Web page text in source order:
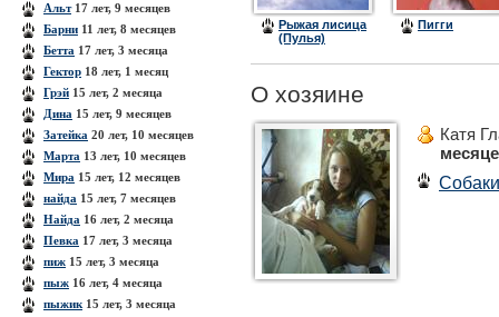
Альт17 лет, 9 месяцев
Барни 11 лет, 8 месяцев
Бетта 17 лет, 3 месяца
Гектор 18 лет, 1 месяц
Грэй 15 лет, 2 месяца
Дина 15 лет, 9 месяцев
Затейка 20 лет, 10 месяцев
Марта 13 лет, 10 месяцев
Мира 15 лет, 12 месяцев
найда 15 лет, 7 месяцев
Найда 16 лет, 2 месяца
Певка 17 лет, 3 месяца
пиж 15 лет, 3 месяца
пыж 16 лет, 4 месяца
пыжик 15 лет, 3 месяца
Рыжая лисица
(Пулья)
Пигги
О хозяине
Катя
Собаки